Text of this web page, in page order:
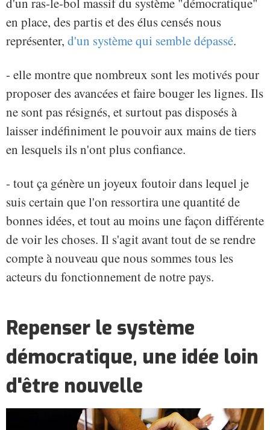
en place, des partis et des élus censés nous
représenter, d'un système qui semble dépassé.
- elle montre que nombreux sont les motivés pour
proposer des avancées et faire bouger les lignes. Ils
ne sont pas résignés, et surtout pas disposés à
laisser indéfiniment le pouvoir aux mains de tiers
en lesquels ils n'ont plus confiance.
- tout ça génère un joyeux foutoir dans lequel je
suis certain que l'on ressortira une quantité de
bonnes idées, et tout au moins une façon différente
de voir les choses. Il s'agit avant tout de se rendre
compte à nouveau que nous sommes tous les
acteurs du fonctionnement de notre pays.
Repenser le système
démocratique, une idée loin
d'être nouvelle